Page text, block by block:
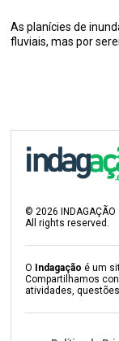
As planícies de
fluviais, mas por
©2026 INDAGAÇÃO
All rights reserved.
O Indagação é um
Compartilhamos
atividades,